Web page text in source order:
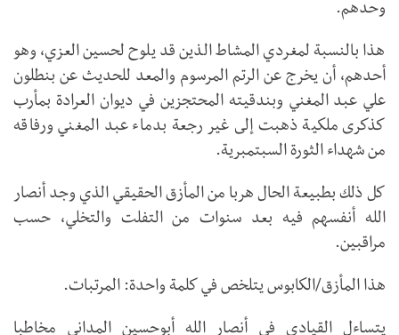
وحدهم.
هذا بالنسبة لمغردي المشاط الذين قد يلوح لحسين العزي، وهو
أحدهم، أن يخرج عن الرتم المرسوم والمعد للحديث عن بنطلون
علي عبد المغني وبندقيته المحتجزين في ديوان العرادة بمأرب
كذكرى ملكية ذهبت إلى غير رجعة بدماء عبد المغني ورفاقه
من شهداء الثورة السبتمبرية.
كل ذلك بطبيعة الحال هربا من المأزق الحقيقي الذي وجد أنصار
الله أنفسهم فيه بعد سنوات من التفلت والتخلي، حسب
مراقبين.
هذا المأزق/الكابوس يتلخص في كلمة واحدة: المرتبات.
يتساءل القيادي في أنصار الله أبوحسين المداني مخاطبا